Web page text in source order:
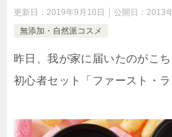
更新日： 2019年9月10日 公開日： 2013
無添加・自然派コスメ
昨日、我が家に届いたのがこ
初心者セット「ファースト・ラ